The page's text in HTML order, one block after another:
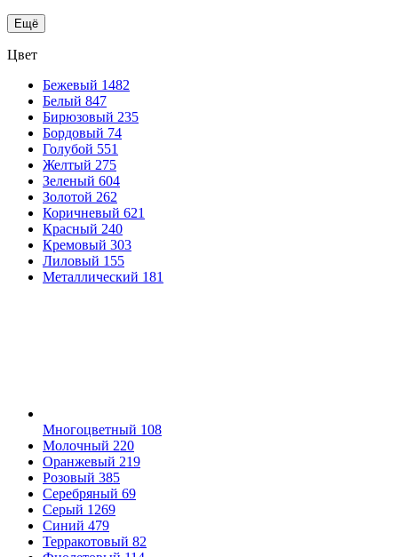
Ещё
Цвет
Бежевый 1482
Белый 847
Бирюзовый 235
Бордовый 74
Голубой 551
Желтый 275
Зеленый 604
Золотой 262
Коричневый 621
Красный 240
Кремовый 303
Лиловый 155
Металлический 181
Многоцветный 108
Молочный 220
Оранжевый 219
Розовый 385
Серебряный 69
Серый 1269
Синий 479
Терракотовый 82